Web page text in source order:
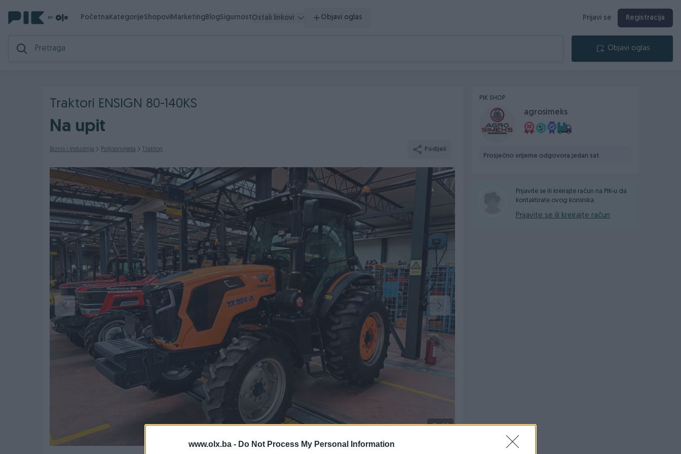
www.olx.ba - Do Not Process My Personal Information
PočetnaKategorijeShopoviMarketingBlogSigurnostOstali linkovi Objavi oglas Prijavi se Registracija
Objavi oglas
Traktori ENSIGN 80-140KS
Na upit
Biznis i Industrija Poljoprivreda Traktori Podijeli
20
PIK SHOP
agrosimeks
Prosječno vrijeme odgovora jedan sat
Prijavite se ili kreirajte račun na PIK-u da
kontaktirate ovog korisnika.
Prijavite se ili kreirajte račun